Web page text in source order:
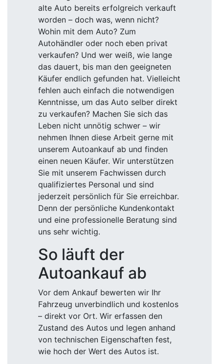
alte Auto bereits erfolgreich verkauft
worden – doch was, wenn nicht?
Wohin mit dem Auto? Zum
Autohändler oder noch eben privat
verkaufen? Und wer weiß, wie lange
das dauert, bis man den geeigneten
Käufer endlich gefunden hat. Vielleicht
fehlen auch einfach die notwendigen
Kenntnisse, um das Auto selber direkt
zu verkaufen? Machen Sie sich das
Leben nicht unnötig schwer – wir
nehmen Ihnen diese Arbeit gerne mit
unserem Autoankauf ab und finden
einen neuen Käufer. Wir unterstützen
Sie mit unserem Fachwissen durch
qualifiziertes Personal und sind
jederzeit persönlich für Sie erreichbar.
Denn der persönliche Kundenkontakt
und eine professionelle Beratung sind
uns sehr wichtig.
So läuft der
Autoankauf ab
Vor dem Ankauf bewerten wir Ihr
Fahrzeug unverbindlich und kostenlos
– direkt vor Ort. Wir erfassen den
Zustand des Autos und legen anhand
von technischen Eigenschaften fest,
wie hoch der Wert des Autos ist.